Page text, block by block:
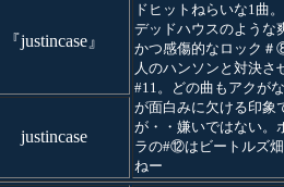
ドヒットねらいな1曲
デッドハウスのような
かつ感傷的なロック
人のハンソンと対決さ
#11。どの曲もアクが
が面白みに欠ける印象
が・・嫌いではない。
ラの#⑫はビートルズ
ねー
『justincase』
justincase